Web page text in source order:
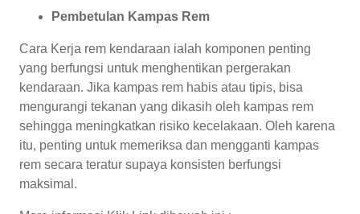
Pembetulan Kampas Rem
Cara Kerja rem kendaraan ialah komponen penting
yang berfungsi untuk menghentikan pergerakan
kendaraan. Jika kampas rem habis atau tipis, bisa
mengurangi tekanan yang dikasih oleh kampas rem
sehingga meningkatkan risiko kecelakaan. Oleh karena
itu, penting untuk memeriksa dan mengganti kampas
rem secara teratur supaya konsisten berfungsi
maksimal.